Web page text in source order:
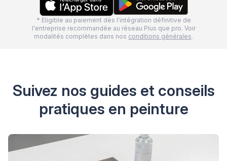
* Eligible au paiement dès l'intégration définitive de
l'entreprise recommandée au réseau Plus que pro. Voir
modalités complètes dans nos conditions générales.
Suivez nos guides et conseils
pratiques en peinture